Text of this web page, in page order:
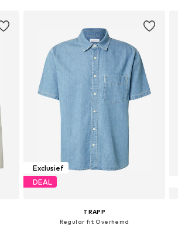
Exclusief
DEAL
TRAPP
Regular fit Overhemd